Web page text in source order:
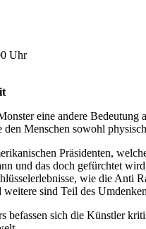
Uhr
eine andere Bedeutung
Menschen sowohl
Präsidenten,
und das doch gefürchtet
wie die
sind Teil des
befassen sich die Künstler